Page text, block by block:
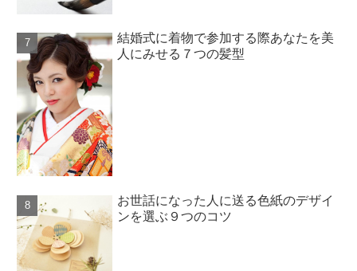
結婚式に着物で参加する際あなたを美
人にみせる７つの髪型
お世話になった人に送る色紙のデザイ
ンを選ぶ９つのコツ